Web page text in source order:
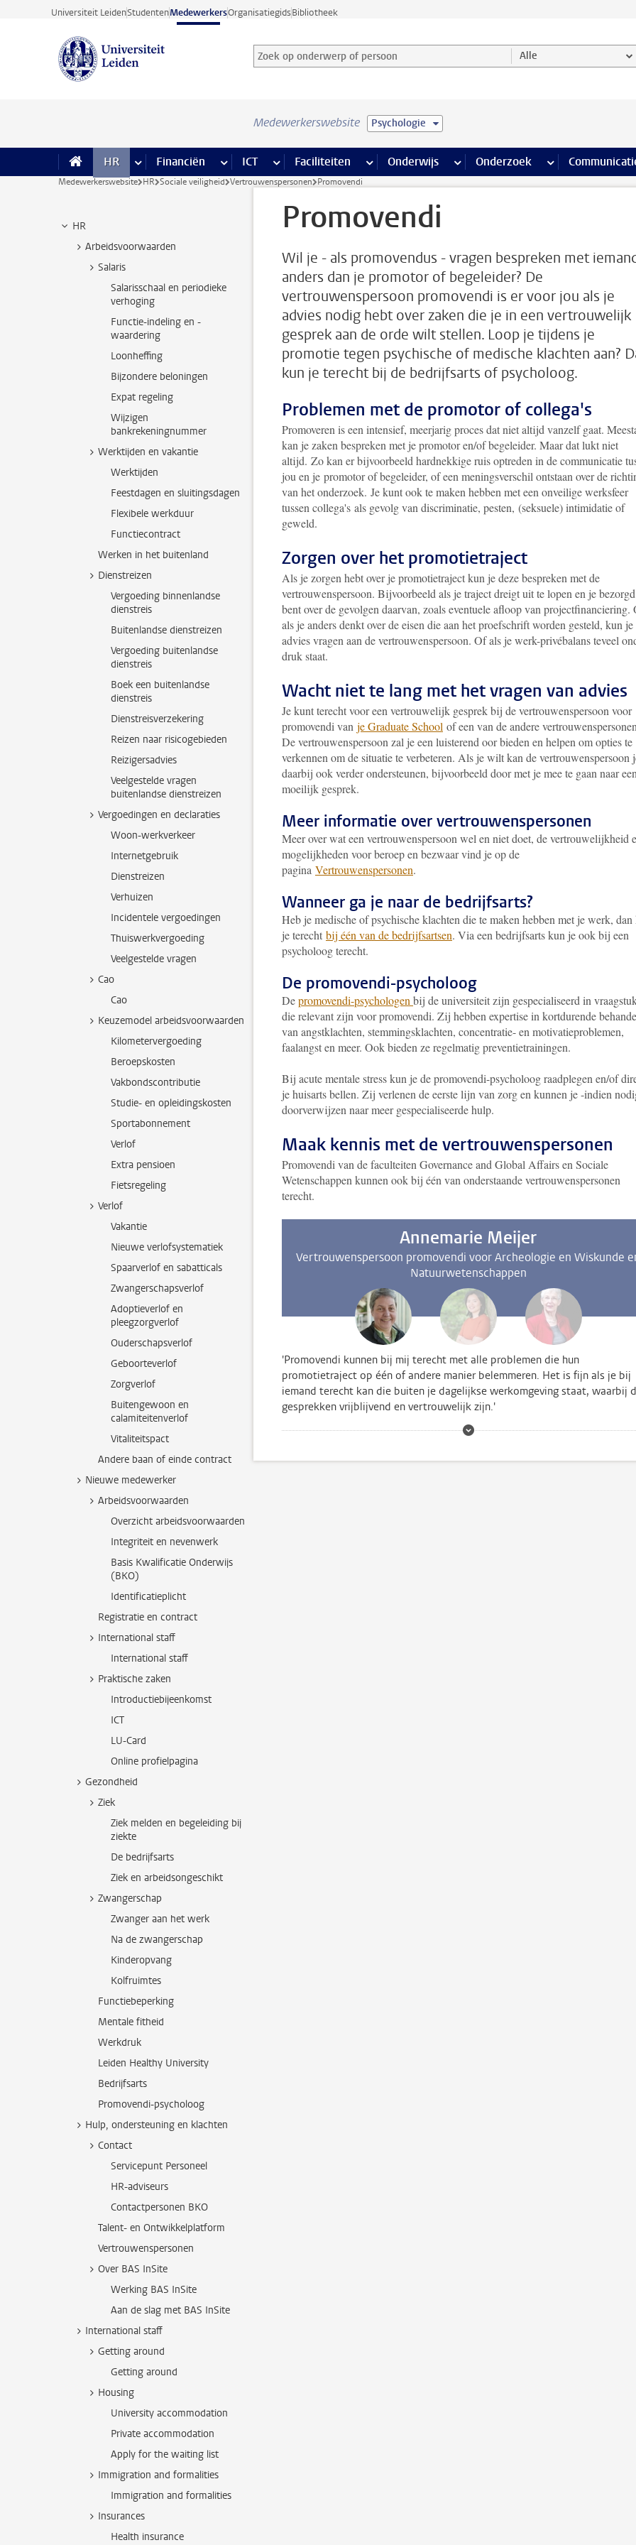
Ga direct naar de inhoud
Universiteit LeidenStudentenMedewerkersOrganisatiegidsBibliotheek
Zoek op onderwerp of persoon en selecteer categorie
Zoekterm Alle
Medewerkerswebsite Psychologie
HR meer HR pagina’s
Financiën meer Financiën pagina’s
ICT meer ICT pagina’s
Faciliteiten meer Faciliteiten pagina’s
Onderwijs meer Onderwijs pagina’s
Onderzoek meer Onderzoek
Medewerkerswebsite HR Sociale veiligheid Vertrouwenspersonen Promovendi
HR
Arbeidsvoorwaarden
Salaris
Salarisschaal en periodieke
verhoging
Functie-indeling en -
waardering
Loonheffing
Bijzondere beloningen
Expat regeling
Wijzigen
bankrekeningnummer
Werktijden en vakantie
Werktijden
Feestdagen en sluitingsdagen
Flexibele werkduur
Functiecontract
Werken in het buitenland
Dienstreizen
Vergoeding binnenlandse
dienstreis
Buitenlandse dienstreizen
Vergoeding buitenlandse
dienstreis
Boek een buitenlandse
dienstreis
Dienstreisverzekering
Reizen naar risicogebieden
Reizigersadvies
Veelgestelde vragen
buitenlandse dienstreizen
Vergoedingen en declaraties
Woon-werkverkeer
Internetgebruik
Dienstreizen
Verhuizen
Incidentele vergoedingen
Thuiswerkvergoeding
Veelgestelde vragen
Cao
Cao
Keuzemodel arbeidsvoorwaarden
Kilometervergoeding
Beroepskosten
Vakbondscontributie
Studie- en opleidingskosten
Sportabonnement
Verlof
Extra pensioen
Fietsregeling
Verlof
Vakantie
Nieuwe verlofsystematiek
Spaarverlof en sabatticals
Zwangerschapsverlof
Adoptieverlof en
pleegzorgverlof
Ouderschapsverlof
Geboorteverlof
Zorgverlof
Buitengewoon en
calamiteitenverlof
Vitaliteitspact
Andere baan of einde contract
Nieuwe medewerker
Arbeidsvoorwaarden
Overzicht arbeidsvoorwaarden
Integriteit en nevenwerk
Basis Kwalificatie Onderwijs
(BKO)
Identificatieplicht
Registratie en contract
International staff
International staff
Praktische zaken
Introductiebijeenkomst
ICT
LU-Card
Online profielpagina
Gezondheid
Ziek
Ziek melden en begeleiding bij
ziekte
De bedrijfsarts
Ziek en arbeidsongeschikt
Zwangerschap
Zwanger aan het werk
Na de zwangerschap
Kinderopvang
Kolfruimtes
Functiebeperking
Mentale fitheid
Werkdruk
Leiden Healthy University
Bedrijfsarts
Promovendi-psycholoog
Hulp, ondersteuning en klachten
Contact
Servicepunt Personeel
HR-adviseurs
Contactpersonen BKO
Talent- en Ontwikkelplatform
Vertrouwenspersonen
Over BAS InSite
Werking BAS InSite
Aan de slag met BAS InSite
International staff
Getting around
Getting around
Housing
University accommodation
Private accommodation
Apply for the waiting list
Immigration and formalities
Immigration and formalities
Insurances
Health insurance
Promovendi
Wil je - als promovendus - vragen bespreken met
anders dan je promotor of begeleider? De
vertrouwenspersoon promovendi is er voor jou als je
advies nodig hebt over zaken die je in een vertrouwelijk
gesprek aan de orde wilt stellen. Loop je tijdens je
promotie tegen psychische of medische klachten aan?
kun je terecht bij de bedrijfsarts of psycholoog.
Problemen met de promotor of collega's
Promoveren is een intensief, meerjarig proces dat niet altijd vanzelf gaat.
kan je zaken bespreken met je promotor en/of begeleider. Maar dat lukt niet
altijd. Zo kan er bijvoorbeeld hardnekkige ruis optreden in de communicatie
jou en je promotor of begeleider, of een meningsverschil ontstaan over de
van het onderzoek. Je kunt ook te maken hebben met een onveilige werksfeer
tussen collega's als gevolg van discriminatie, pesten, (seksuele) intimidatie of
geweld.
Zorgen over het promotietraject
Als je zorgen hebt over je promotietraject kun je deze bespreken met de
vertrouwenspersoon. Bijvoorbeeld als je traject dreigt uit te lopen en je bezorgd
bent over de gevolgen daarvan, zoals eventuele afloop van projectfinanciering.
als je anders denkt over de eisen die aan het proefschrift worden gesteld, kun je
advies vragen aan de vertrouwenspersoon. Of als je werk-privébalans teveel
druk staat.
Wacht niet te lang met het vragen van advies
Je kunt terecht voor een vertrouwelijk gesprek bij de vertrouwenspersoon voor
promovendi van je Graduate School of een van de andere
De vertrouwenspersoon zal je een luisterend oor bieden en helpen om opties te
verkennen om de situatie te verbeteren. Als je wilt kan de vertrouwenspersoon
daarbij ook verder ondersteunen, bijvoorbeeld door met je mee te gaan naar
moeilijk gesprek.
Meer informatie over vertrouwenspersonen
Meer over wat een vertrouwenspersoon wel en niet doet, de vertrouwelijkheid
mogelijkheden voor beroep en bezwaar vind je op de
pagina Vertrouwenspersonen.
Wanneer ga je naar de bedrijfsarts?
Heb je medische of psychische klachten die te maken hebben met je werk,
je terecht bij één van de bedrijfsartsen. Via een bedrijfsarts kun je ook bij een
psycholoog terecht.
De promovendi-psycholoog
Depromovendi-psychologen bij de universiteit zijn gespecialiseerd in
die relevant zijn voor promovendi. Zij hebben expertise in kortdurende
van angstklachten, stemmingsklachten, concentratie- en motivatieproblemen,
faalangst en meer. Ook bieden ze regelmatig preventietrainingen.
Bij acute mentale stress kun je de promovendi-psycholoog raadplegen en/of
je huisarts bellen. Zij verlenen de eerste lijn van zorg en kunnen je -indien
doorverwijzen naar meer gespecialiseerde hulp.
Maak kennis met de vertrouwenspersonen
Promovendi van de faculteiten Governance and Global Affairs en Sociale
Wetenschappen kunnen ook bij één van onderstaande vertrouwenspersonen
terecht.
Annemarie Meijer
Vertrouwenspersoon promovendi voor Archeologie en Wiskunde
Natuurwetenschappen
'Promovendi kunnen bij mij terecht met alle problemen die hun
promotietraject op één of andere manier belemmeren. Het is fijn als je bij
iemand terecht kan die buiten je dagelijkse werkomgeving staat, waarbij
gesprekken vrijblijvend en vertrouwelijk zijn.'